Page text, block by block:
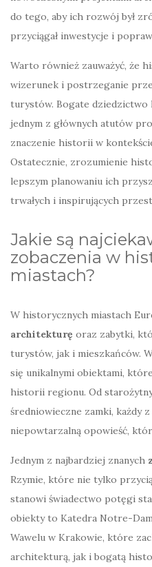
do tego, aby ich rozwój był
przyciągał inwestycje i
Warto również zauważyć, że
wizerunek i postrzeganie
turystów. Bogate
jednym z głównych atutów
znaczenie historii w
Ostatecznie, zrozumienie
lepszym planowaniu ich
trwałych i inspirujących
Jakie są
zobaczenia w
miastach?
W historycznych miastach
architekturę oraz zabytki,
turystów, jak i mieszkańców.
się unikalnymi obiektami,
historii regionu. Od
średniowieczne zamki, każdy
niepowtarzalną opowieść,
Jednym z najbardziej znanych
Rzymie, które nie tylko
stanowi świadectwo potęgi
obiekty to Katedra Notre-
Wawelu w Krakowie, które
architekturą, jak i bogatą